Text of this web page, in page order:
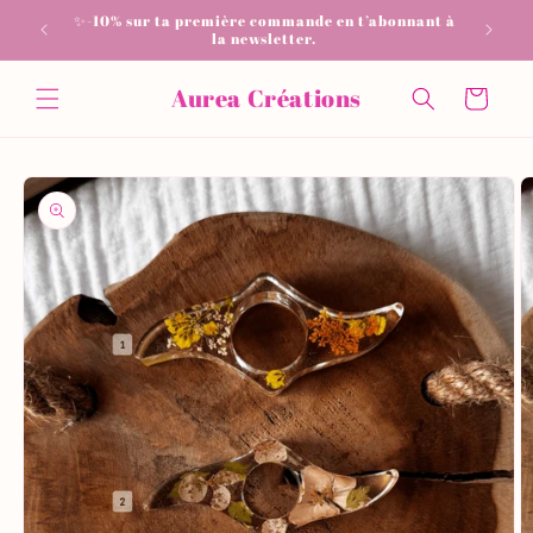
passer✨-10% sur ta première commande en t’abonnant à
la newsletter.
Aurea Créations Panier
Passer aux
informations
produits